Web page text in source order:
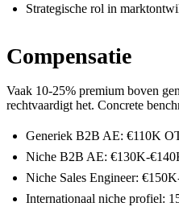
Strategische rol in
Compensatie
Vaak 10-25% premium boven
rechtvaardigt het. Concrete
Generiek B2B AE: €110K
Niche B2B AE: €130K-
Niche Sales Engineer:
Internationaal niche profiel: